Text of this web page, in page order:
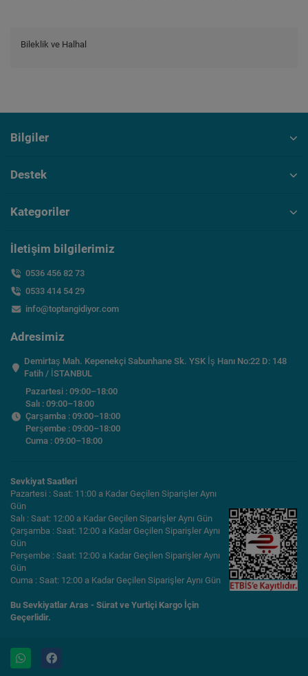
Bileklik ve Halhal
Bilgiler
Destek
Kategoriler
İletişim bilgilerimiz
0536 456 82 73
0533 414 54 29
info@toptangidiyor.com
Adresimiz
Demirtaş Mah. Kepenekçi Sabunhane Sk. YSK İş Hanı No:22 D: 148
Fatih / İSTANBUL
Pazartesi : 09:00–18:00
Salı : 09:00–18:00
Çarşamba : 09:00–18:00
Perşembe : 09:00–18:00
Cuma : 09:00–18:00
Sevkiyat Saatleri
Pazartesi : Saat: 11:00 a Kadar Geçilen Siparişler Aynı
Gün
Salı : Saat: 12:00 a Kadar Geçilen Siparişler Aynı Gün
Çarşamba : Saat: 12:00 a Kadar Geçilen Siparişler Aynı
Gün
Perşembe : Saat: 12:00 a Kadar Geçilen Siparişler Aynı
Gün
Cuma : Saat: 12:00 a Kadar Geçilen Siparişler Aynı Gün
Bu Sevkiyatlar Aras - Sürat ve Yurtiçi Kargo İçin
Geçerlidir.